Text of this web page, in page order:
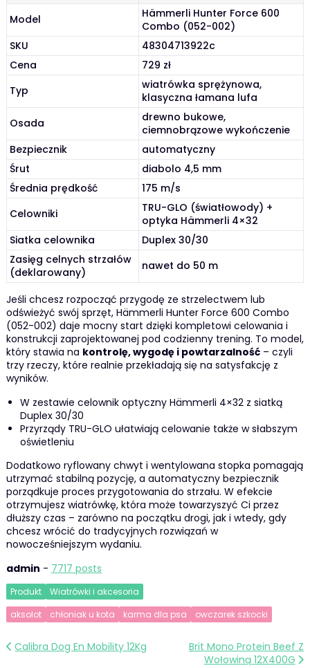
Model
Hämmerli Hunter Force 600
Combo (052-002)
SKU
48304713922c
Cena
729 zł
Typ
wiatrówka sprężynowa,
klasyczna łamana lufa
Osada
drewno bukowe,
ciemnobrązowe wykończenie
Bezpiecznik
automatyczny
Śrut
diabolo 4,5 mm
Średnia prędkość
175 m/s
Celowniki
TRU-GLO (światłowody) +
optyka Hämmerli 4×32
Siatka celownika
Duplex 30/30
Zasięg celnych strzałów
(deklarowany)
nawet do 50 m
Jeśli chcesz rozpocząć przygodę ze strzelectwem lub
odświeżyć swój sprzęt, Hämmerli Hunter Force 600 Combo
(052-002) daje mocny start dzięki kompletowi celowania i
konstrukcji zaprojektowanej pod codzienny trening. To model,
który stawia na kontrolę, wygodę i powtarzalność– czyli
trzy rzeczy, które realnie przekładają się na satysfakcję z
wyników.
W zestawie celownik optyczny Hämmerli 4×32 z siatką
Duplex 30/30
Przyrządy TRU-GLO ułatwiają celowanie także w słabszym
oświetleniu
Dodatkowo ryflowany chwyt i wentylowana stopka pomagają
utrzymać stabilną pozycję, a automatyczny bezpiecznik
porządkuje proces przygotowania do strzału. W efekcie
otrzymujesz wiatrówkę, która może towarzyszyć Ci przez
dłuższy czas – zarówno na początku drogi, jak i wtedy, gdy
chcesz wrócić do tradycyjnych rozwiązań w
nowocześniejszym wydaniu.
admin - 7717 posts
Produkt
Wiatrówki i akcesoria
aksolot
chłoniak u kota karma dla psa owczarek szkocki
Nawigacja
Calibra Dog En Mobility 12Kg
Brit Mono Protein Beef Z
Wołowiną 12X400G